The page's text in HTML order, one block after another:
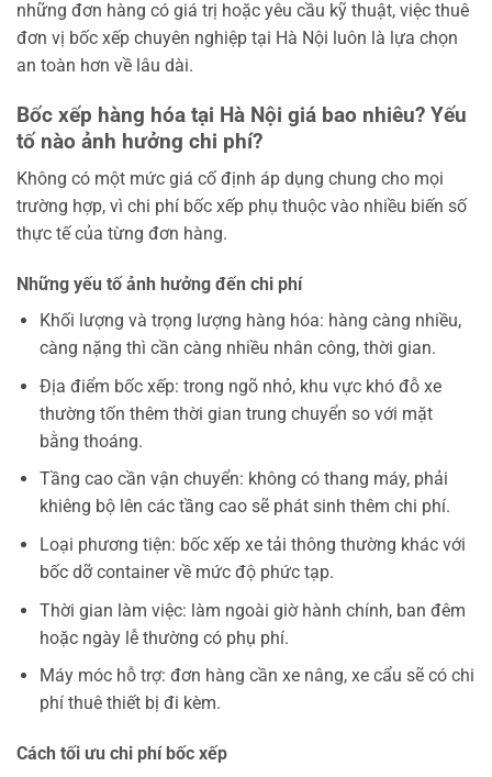
những đơn hàng có giá trị hoặc yêu cầu kỹ thuật, việc thuê
đơn vị bốc xếp chuyên nghiệp tại Hà Nội luôn là lựa chọn
an toàn hơn về lâu dài.
Bốc xếp hàng hóa tại Hà Nội giá bao nhiêu? Yếu
tố nào ảnh hưởng chi phí?
Không có một mức giá cố định áp dụng chung cho mọi
trường hợp, vì chi phí bốc xếp phụ thuộc vào nhiều biến số
thực tế của từng đơn hàng.
Những yếu tố ảnh hưởng đến chi phí
Khối lượng và trọng lượng hàng hóa: hàng càng nhiều,
càng nặng thì cần càng nhiều nhân công, thời gian.
Địa điểm bốc xếp: trong ngõ nhỏ, khu vực khó đỗ xe
thường tốn thêm thời gian trung chuyển so với mặt
bằng thoáng.
Tầng cao cần vận chuyển: không có thang máy, phải
khiêng bộ lên các tầng cao sẽ phát sinh thêm chi phí.
Loại phương tiện: bốc xếp xe tải thông thường khác với
bốc dỡ container về mức độ phức tạp.
Thời gian làm việc: làm ngoài giờ hành chính, ban đêm
hoặc ngày lễ thường có phụ phí.
Máy móc hỗ trợ: đơn hàng cần xe nâng, xe cẩu sẽ có chi
phí thuê thiết bị đi kèm.
Cách tối ưu chi phí bốc xếp